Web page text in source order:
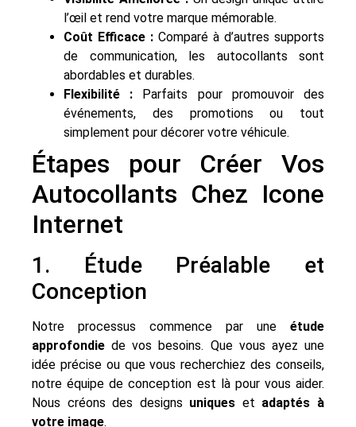
l’œil et rend votre marque mémorable.
Coût Efficace : Comparé à d’autres supports
de communication, les autocollants sont
abordables et durables.
Flexibilité : Parfaits pour promouvoir des
événements, des promotions ou tout
simplement pour décorer votre véhicule.
Étapes pour Créer Vos
Autocollants Chez Icone
Internet
1. Étude Préalable et
Conception
Notre processus commence par une étude
approfondie de vos besoins. Que vous ayez une
idée précise ou que vous recherchiez des conseils,
notre équipe de conception est là pour vous aider.
Nous créons des designs uniques et adaptés à
votre image.